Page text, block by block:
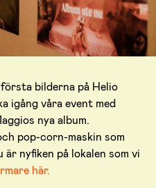
bilderna på Helio
igång våra event med
nya album.
pop-corn-maskin som
nyfiken på lokalen som vi
här.